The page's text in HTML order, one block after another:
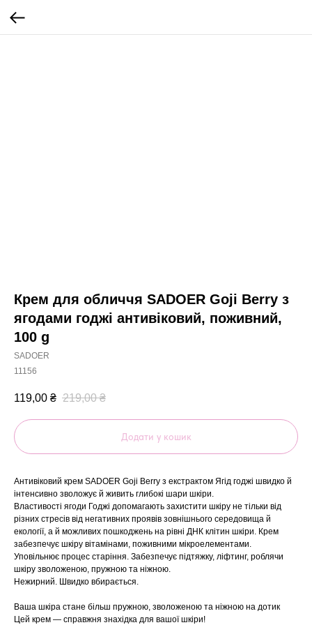
Крем для обличчя SADOER Goji Berry з
ягодами годжі антивіковий, поживний,
100 g
SADOER
11156
119,00 ₴ 219,00 ₴
Додати у кошик
Антивіковий крем SADOER Goji Berry з екстрактом Ягід годжі швидко й
інтенсивно зволожує й живить глибокі шари шкіри.
Властивості ягоди Годжі допомагають захистити шкіру не тільки від
різних стресів від негативних проявів зовнішнього середовища й
екології, а й можливих пошкоджень на рівні ДНК клітин шкіри. Крем
забезпечує шкіру вітамінами, поживними мікроелементами.
Уповільнює процес старіння. Забезпечує підтяжку, ліфтинг, роблячи
шкіру зволоженою, пружною та ніжною.
Нежирний. Швидко вбирається.
Ваша шкіра стане більш пружною, зволоженою та ніжною на дотик
Цей крем — справжня знахідка для вашої шкіри!